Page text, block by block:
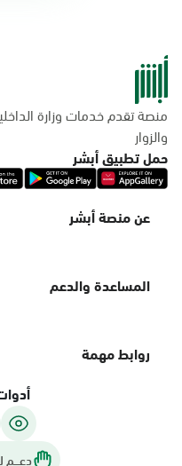
منصة تقدم خدمات وزارة
والزوار
حمل تطبيق أبشر
عن منصة أبشر
المساعدة والدعم
روابط مهمة
دعـــم